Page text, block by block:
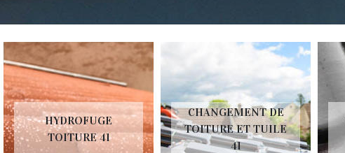
HYDROFUGE
TOITURE 41
CHANGEMENT DE
TOITURE ET TUILE
41